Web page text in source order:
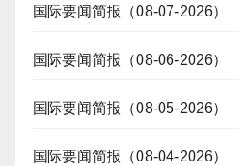
国际要闻简报（08-07-2026）
国际要闻简报（08-06-2026）
国际要闻简报（08-05-2026）
国际要闻简报（08-04-2026）